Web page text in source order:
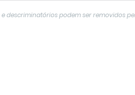
descriminatórios podem ser removidos